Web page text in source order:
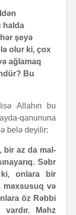
halda
şeyə
olur ki, çox
ağlamaq
Bu
Allahın bu
qanununa
belə deyilir:
bir az da mal-
Səbr
onlara bir
məxsusuq və
öz Rəbbi
Məhz